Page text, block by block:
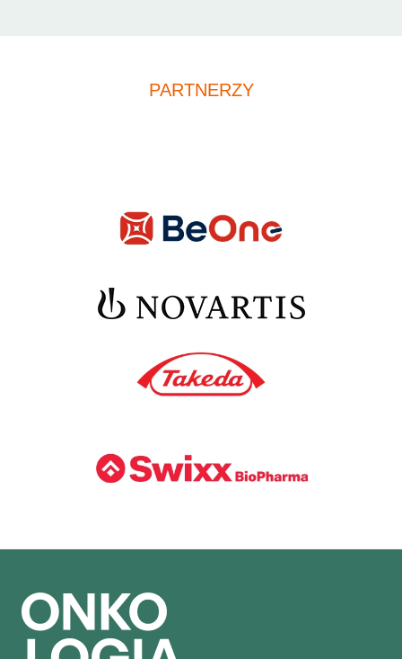
PARTNERZY